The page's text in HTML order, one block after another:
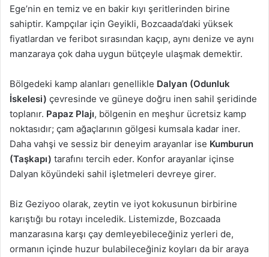
Ege’nin en temiz ve en bakir kıyı şeritlerinden birine
sahiptir. Kampçılar için Geyikli, Bozcaada’daki yüksek
fiyatlardan ve feribot sırasından kaçıp, aynı denize ve aynı
manzaraya çok daha uygun bütçeyle ulaşmak demektir.
Bölgedeki kamp alanları genellikle Dalyan (Odunluk
İskelesi) çevresinde ve güneye doğru inen sahil şeridinde
toplanır. Papaz Plajı, bölgenin en meşhur ücretsiz kamp
noktasıdır; çam ağaçlarının gölgesi kumsala kadar iner.
Daha vahşi ve sessiz bir deneyim arayanlar ise Kumburun
(Taşkapı) tarafını tercih eder. Konfor arayanlar içinse
Dalyan köyündeki sahil işletmeleri devreye girer.
Biz Geziyoo olarak, zeytin ve iyot kokusunun birbirine
karıştığı bu rotayı inceledik. Listemizde, Bozcaada
manzarasına karşı çay demleyebileceğiniz yerleri de,
ormanın içinde huzur bulabileceğiniz koyları da bir araya